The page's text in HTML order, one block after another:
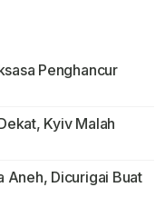
Penghancur
Kyiv Malah
Aneh, Dicurigai Buat